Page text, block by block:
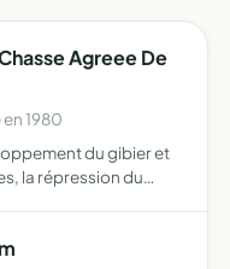
Agreee De
1980
du gibier et
la répression du